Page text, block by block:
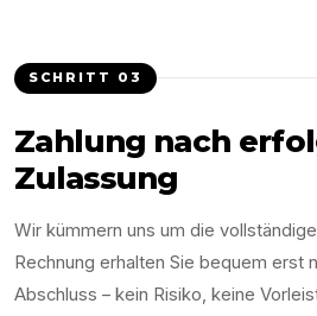
SCHRITT 03
Zahlung nach
Zulassung
Wir kümmern uns um die
Rechnung erhalten Sie bequem erst
Abschluss – kein Risiko, keine